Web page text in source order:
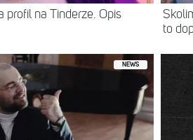
profil na Tinderze. Opis
to
NEWS